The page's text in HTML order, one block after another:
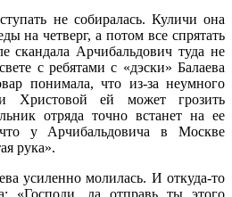
не собиралась. Куличи она
на четверг, а потом все спрятать
скандала Арчибальдович туда не
с ребятами с «дэски» Балаева
понимала, что из-за неумного
Христовой ей может грозить
отряда точно встанет на ее
что у Арчибальдовича в Москве
рука».
усиленно молилась. И откуда-то
«Господи, да отправь ты этого